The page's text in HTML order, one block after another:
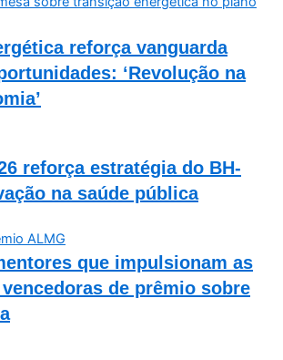
reforça vanguarda
‘Revolução na
reforça estratégia do BH-
na saúde pública
que impulsionam as
de prêmio sobre